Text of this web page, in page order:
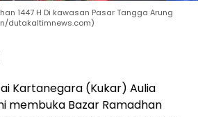
1447 H Di kawasan Pasar Tangga Arung
dutakaltimnews.com)
Kartanegara (Kukar) Aulia
membuka Bazar Ramadhan